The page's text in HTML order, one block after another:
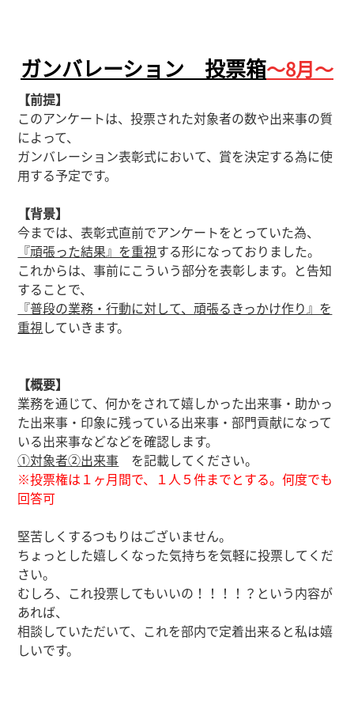
ガンバレーション 投票箱～8月～
【前提】
このアンケートは、投票された対象者の数や出来事の質
によって、
ガンバレーション表彰式において、賞を決定する為に使
用する予定です。
【背景】
今までは、表彰式直前でアンケートをとっていた為、
『頑張った結果』を重視する形になっておりました。
これからは、事前にこういう部分を表彰します。と告知
することで、
『普段の業務・行動に対して、頑張るきっかけ作り』を
重視していきます。
【概要】
業務を通じて、何かをされて嬉しかった出来事・助かっ
た出来事・印象に残っている出来事・部門貢献になって
いる出来事などなどを確認します。
①対象者②出来事 を記載してください。
※投票権は１ヶ月間で、１人５件までとする。何度でも
回答可
堅苦しくするつもりはございません。
ちょっとした嬉しくなった気持ちを気軽に投票してくだ
さい。
むしろ、これ投票してもいいの！！！！？という内容が
あれば、
相談していただいて、これを部内で定着出来ると私は嬉
しいです。